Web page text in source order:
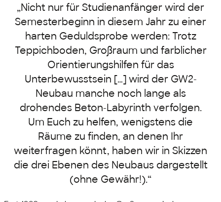
„Nicht nur für Studienanfänger wird der
Semesterbeginn in diesem Jahr zu einer
harten Geduldsprobe werden: Trotz
Teppichboden, Großraum und farblicher
Orientierungshilfen für das
Unterbewusstsein […] wird der GW2-
Neubau manche noch lange als
drohendes Beton-Labyrinth verfolgen.
Um Euch zu helfen, wenigstens die
Räume zu finden, an denen Ihr
weiterfragen könnt, haben wir in Skizzen
die drei Ebenen des Neubaus dargestellt
(ohne Gewähr!).“